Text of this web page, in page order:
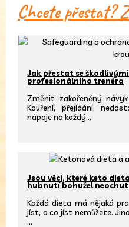
Chcete přestat?
Jak přestat se
profesionálního trenéra
Změnit zakořeněný
Kouření, přejídání,
nápoje na každý…
Jsou věci, které keto
hubnutí bohužel
Každá dieta má nějaká
jíst, a co jíst nemůžete.
…